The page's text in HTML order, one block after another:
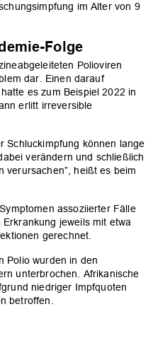
im Alter von 9
Folge
Polioviren
dar. Einen darauf
es zum Beispiel 2022 in
erlitt irreversible
Schluckimpfung können lange
verändern und schließlich
verursachen”, heißt es beim
assoziierter Fälle
jeweils mit etwa
gerechnet.
Polio wurden in den
unterbrochen. Afrikanische
niedriger Impfquoten
betroffen.